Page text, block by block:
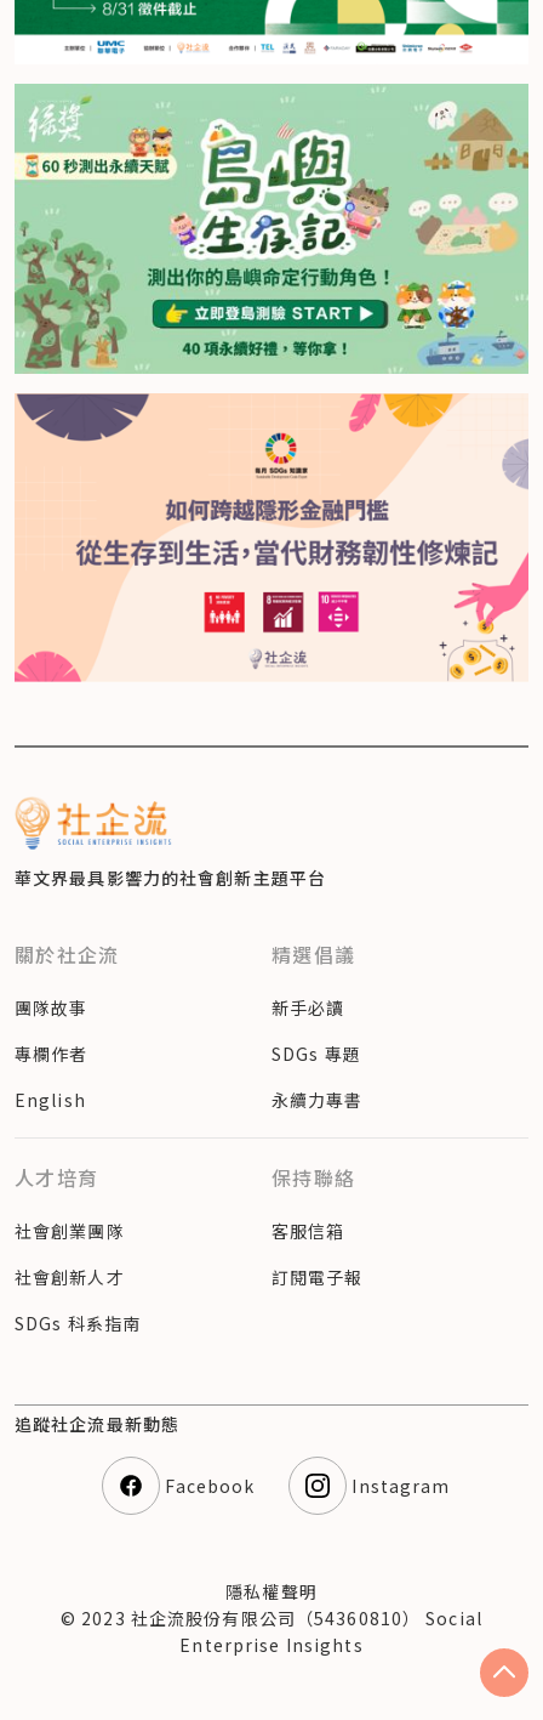
華文界最具影響力的社會創新主題平台
關於社企流
團隊故事
專欄作者
English
精選倡議
新手必讀
SDGs 專題
永續力專書
人才培育
社會創業團隊
社會創新人才
SDGs 科系指南
保持聯絡
客服信箱
訂閱電子報
追蹤社企流最新動態
Facebook Instagram
隱私權聲明
© 2023 社企流股份有限公司（54360810） Social
Enterprise Insights